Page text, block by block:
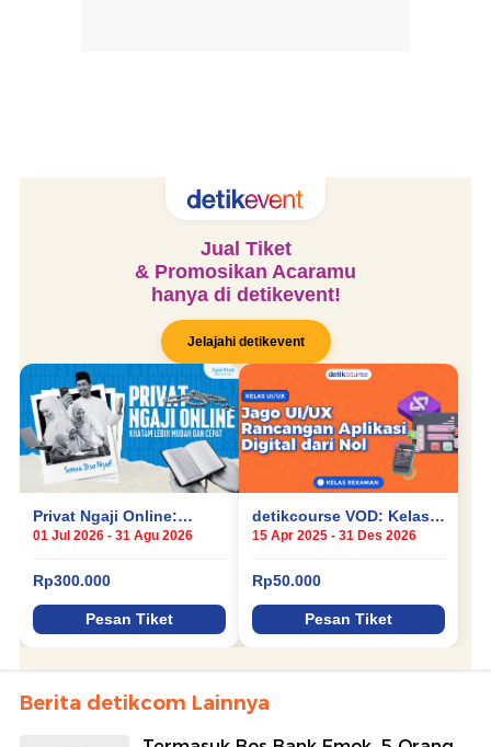
Berita detikcom Lainnya